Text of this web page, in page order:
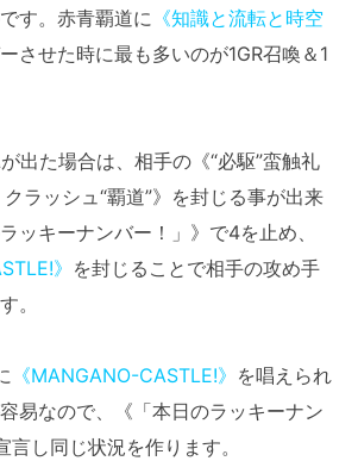
す。赤青覇道に 《知識と流転と時空
させた時に最も多いのが1GR召喚＆1
出た場合は、相手の《“必駆”蛮触礼
ラッシュ“覇道”》を封じる事が出来
ッキーナンバー！」》で4を止め、
》 を封じることで相手の攻め手
。
《MANGANO-CASTLE!》 を唱えられ
易なので、《「本日のラッキーナン
し同じ状況を作ります。